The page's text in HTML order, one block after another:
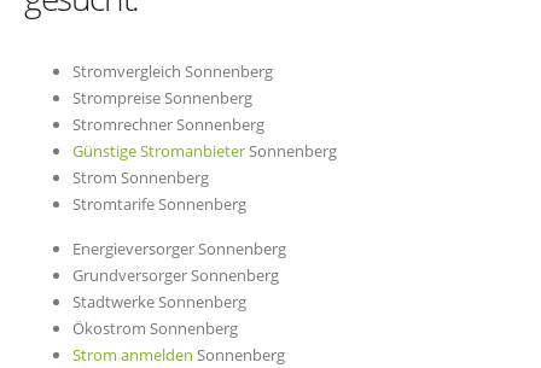
Stromvergleich Sonnenberg
Strompreise Sonnenberg
Stromrechner Sonnenberg
Günstige StromanbieterSonnenberg
Strom Sonnenberg
Stromtarife Sonnenberg
Energieversorger Sonnenberg
Grundversorger Sonnenberg
Stadtwerke Sonnenberg
Ökostrom Sonnenberg
Strom anmelden Sonnenberg